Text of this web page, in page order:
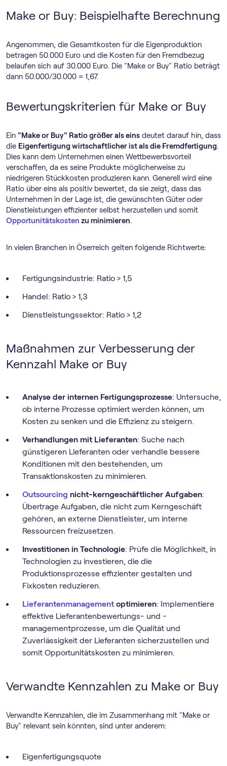
Make or Buy: Beispielhafte Berechnung
Angenommen, die Gesamtkosten für die Eigenproduktion
betragen 50.000 Euro und die Kosten für den Fremdbezug
belaufen sich auf 30.000 Euro. Die "Make or Buy" Ratio beträgt
dann 50.000/30.000 = 1,67.
Bewertungskriterien für Make or Buy
Ein "Make or Buy" Ratio größer als eins deutet darauf hin, dass
die Eigenfertigung wirtschaftlicher ist als die Fremdfertigung.
Dies kann dem Unternehmen einen Wettbewerbsvorteil
verschaffen, da es seine Produkte möglicherweise zu
niedrigeren Stückkosten produzieren kann. Generell wird eine
Ratio über eins als positiv bewertet, da sie zeigt, dass das
Unternehmen in der Lage ist, die gewünschten Güter oder
Dienstleistungen effizienter selbst herzustellen und somit
Opportunitätskosten zu minimieren.
In vielen Branchen in Öserreich gelten folgende Richtwerte:
Fertigungsindustrie: Ratio > 1,5
Handel: Ratio > 1,3
Dienstleistungssektor: Ratio > 1,2
Maßnahmen zur Verbesserung der
Kennzahl Make or Buy
Analyse der internen Fertigungsprozesse: Untersuche,
ob interne Prozesse optimiert werden können, um
Kosten zu senken und die Effizienz zu steigern.
Verhandlungen mit Lieferanten: Suche nach
günstigeren Lieferanten oder verhandle bessere
Konditionen mit den bestehenden, um
Transaktionskosten zu minimieren.
Outsourcing nicht-kerngeschäftlicher Aufgaben:
Übertrage Aufgaben, die nicht zum Kerngeschäft
gehören, an externe Dienstleister, um interne
Ressourcen freizusetzen.
Investitionen in Technologie: Prüfe die Möglichkeit, in
Technologien zu investieren, die die
Produktionsprozesse effizienter gestalten und
Fixkosten reduzieren.
Lieferantenmanagement optimieren: Implementiere
effektive Lieferantenbewertungs- und -
managementprozesse, um die Qualität und
Zuverlässigkeit der Lieferanten sicherzustellen und
somit Opportunitätskosten zu minimieren.
Verwandte Kennzahlen zu Make or Buy
Verwandte Kennzahlen, die im Zusammenhang mit "Make or
Buy" relevant sein könnten, sind unter anderem:
Eigenfertigungsquote